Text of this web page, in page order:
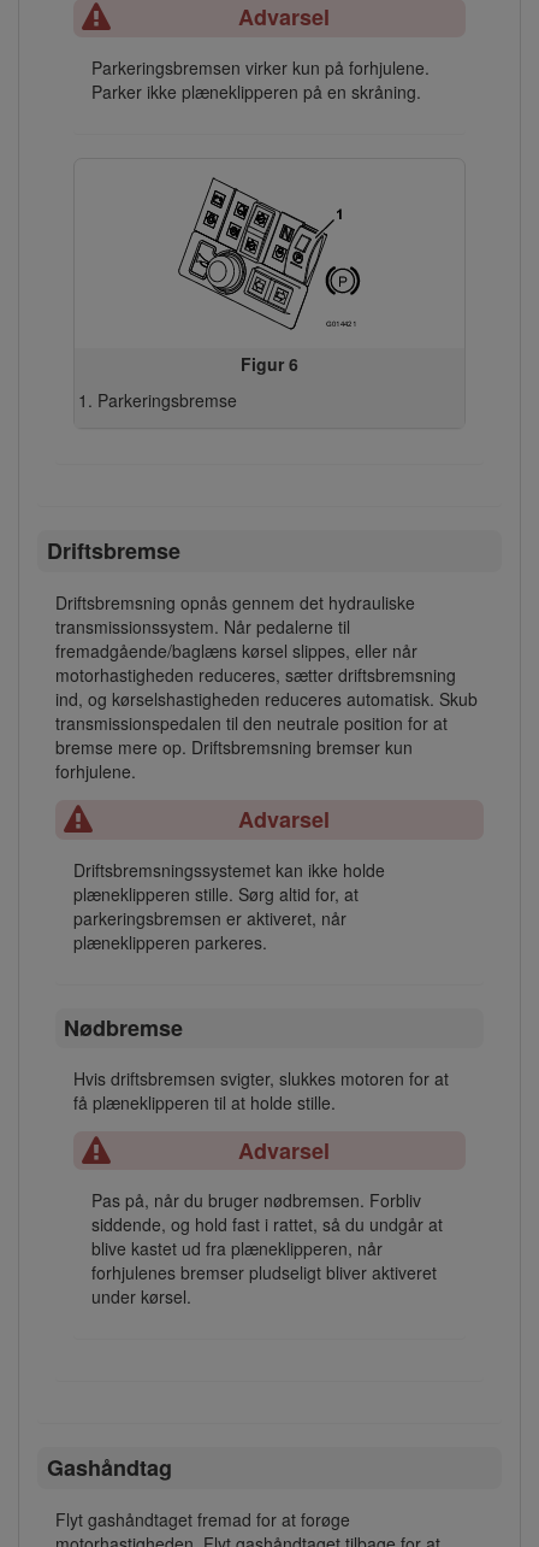
Advarsel
Parkeringsbremsen virker kun på forhjulene.
Parker ikke plæneklipperen på en skråning.
Figur 6
Parkeringsbremse
Driftsbremse
Driftsbremsning opnås gennem det hydrauliske
transmissionssystem. Når pedalerne til
fremadgående/baglæns kørsel slippes, eller når
motorhastigheden reduceres, sætter driftsbremsning
ind, og kørselshastigheden reduceres automatisk. Skub
transmissionspedalen til den neutrale position for at
bremse mere op. Driftsbremsning bremser kun
forhjulene.
Advarsel
Driftsbremsningssystemet kan ikke holde
plæneklipperen stille. Sørg altid for, at
parkeringsbremsen er aktiveret, når
plæneklipperen parkeres.
Nødbremse
Hvis driftsbremsen svigter, slukkes motoren for at
få plæneklipperen til at holde stille.
Advarsel
Pas på, når du bruger nødbremsen. Forbliv
siddende, og hold fast i rattet, så du undgår at
blive kastet ud fra plæneklipperen, når
forhjulenes bremser pludseligt bliver aktiveret
under kørsel.
Gashåndtag
Flyt gashåndtaget fremad for at forøge